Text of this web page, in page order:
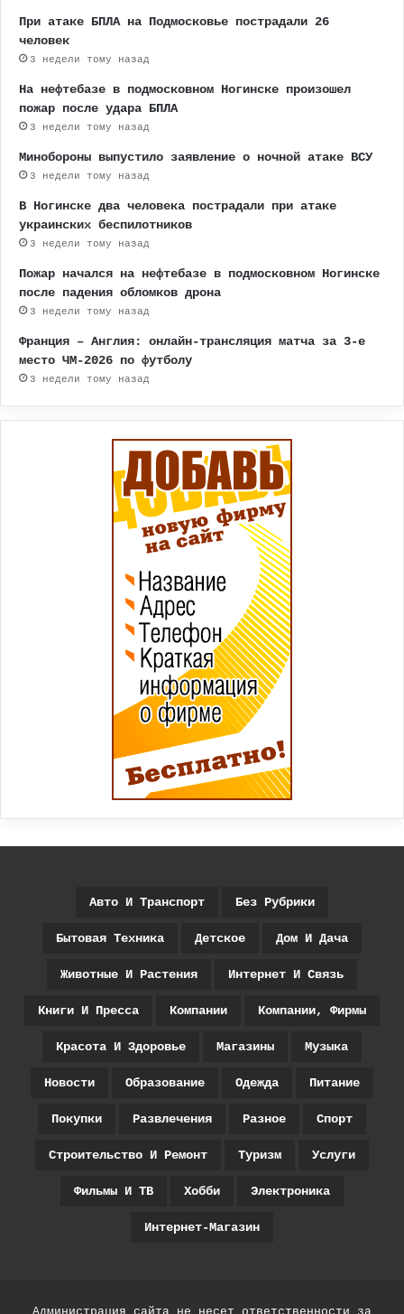
При атаке БПЛА на Подмосковье пострадали 26
человек
3 недели тому назад
На нефтебазе в подмосковном Ногинске произошел
пожар после удара БПЛА
3 недели тому назад
Минобороны выпустило заявление о ночной атаке ВСУ
3 недели тому назад
В Ногинске два человека пострадали при атаке
украинских беспилотников
3 недели тому назад
Пожар начался на нефтебазе в подмосковном Ногинске
после падения обломков дрона
3 недели тому назад
Франция – Англия: онлайн-трансляция матча за 3-е
место ЧМ-2026 по футболу
3 недели тому назад
Авто И Транспорт Без Рубрики
Бытовая Техника Детское Дом И Дача
Животные И Растения Интернет И Связь
Книги И Пресса Компании Компании, Фирмы
Красота И Здоровье Магазины Музыка
Новости Образование Одежда Питание
Покупки Развлечения Разное Спорт
Строительство И Ремонт Туризм Услуги
Фильмы И ТВ Хобби Электроника
Интернет-Магазин